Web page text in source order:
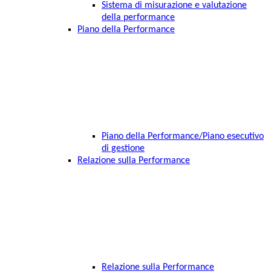
Sistema di misurazione e valutazione
della performance
Piano della Performance
Piano della Performance/Piano esecutivo
di gestione
Relazione sulla Performance
Relazione sulla Performance